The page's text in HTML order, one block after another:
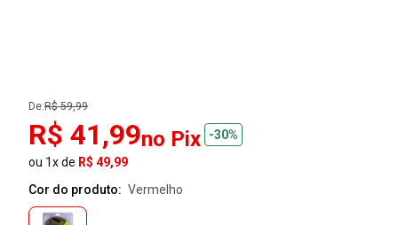
De:R$ 59,99
R$ 41,99no Pix
-30%
ou 1x de R$ 49,99
Cor do produto:
vermelho